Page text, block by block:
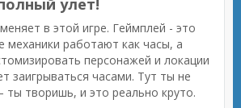
улет!
в этой игре. Геймплей - это
механики работают как часы, а
персонажей и локации
заигрываться часами. Тут ты не
ты творишь, и это реально круто.